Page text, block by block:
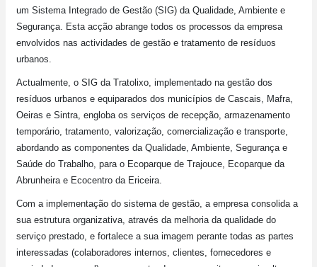
um Sistema Integrado de Gestão (SIG) da Qualidade, Ambiente e
Segurança. Esta acção abrange todos os processos da empresa
envolvidos nas actividades de gestão e tratamento de resíduos
urbanos.
Actualmente, o SIG da Tratolixo, implementado na gestão dos
resíduos urbanos e equiparados dos municípios de Cascais, Mafra,
Oeiras e Sintra, engloba os serviços de recepção, armazenamento
temporário, tratamento, valorização, comercialização e transporte,
abordando as componentes da Qualidade, Ambiente, Segurança e
Saúde do Trabalho, para o Ecoparque de Trajouce, Ecoparque da
Abrunheira e Ecocentro da Ericeira.
Com a implementação do sistema de gestão, a empresa consolida a
sua estrutura organizativa, através da melhoria da qualidade do
serviço prestado, e fortalece a sua imagem perante todas as partes
interessadas (colaboradores internos, clientes, fornecedores e